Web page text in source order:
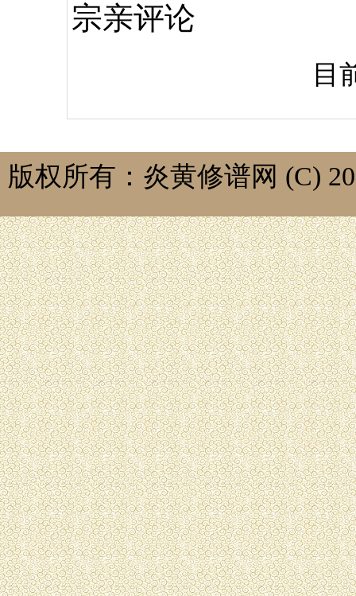
宗亲评论
目
版权所有：炎黄修谱网 (C)